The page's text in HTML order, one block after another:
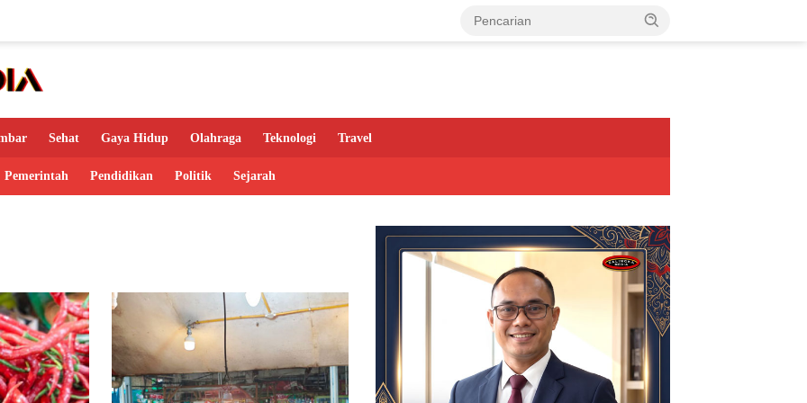
Sehat Gaya Hidup Olahraga Teknologi Travel
Pemerintah Pendidikan Politik Sejarah